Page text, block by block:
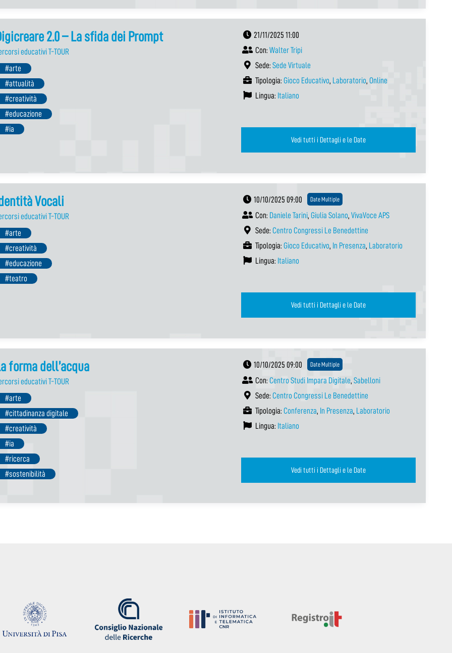
2.0 – La sfida dei Prompt
educativi T-TOUR
#arte
#attualità
#creatività
#educazione
#ia
21/11/2025 11:00
Con: Walter Tripi
Sede: Sede Virtuale
Tipologia: Gioco Educativo, Laboratorio, Online
Lingua: Italiano
Vedi tutti i Dettagli e le Date
Vocali
educativi T-TOUR
#arte
#creatività
#educazione
#teatro
10/10/2025 09:00 Date Multiple
Con: Daniele Tarini, Giulia Solano, VivaVoce APS
Sede: Centro Congressi Le Benedettine
Tipologia: Gioco Educativo, In Presenza, Laboratorio
Lingua: Italiano
Vedi tutti i Dettagli e le Date
forma dell’acqua
educativi T-TOUR
#arte
#cittadinanza digitale
#creatività
#ia
#ricerca
#sostenibilità
10/10/2025 09:00 Date Multiple
Con: Centro Studi Impara Digitale, Sabelloni
Sede: Centro Congressi Le Benedettine
Tipologia: Conferenza, In Presenza, Laboratorio
Lingua: Italiano
Vedi tutti i Dettagli e le Date